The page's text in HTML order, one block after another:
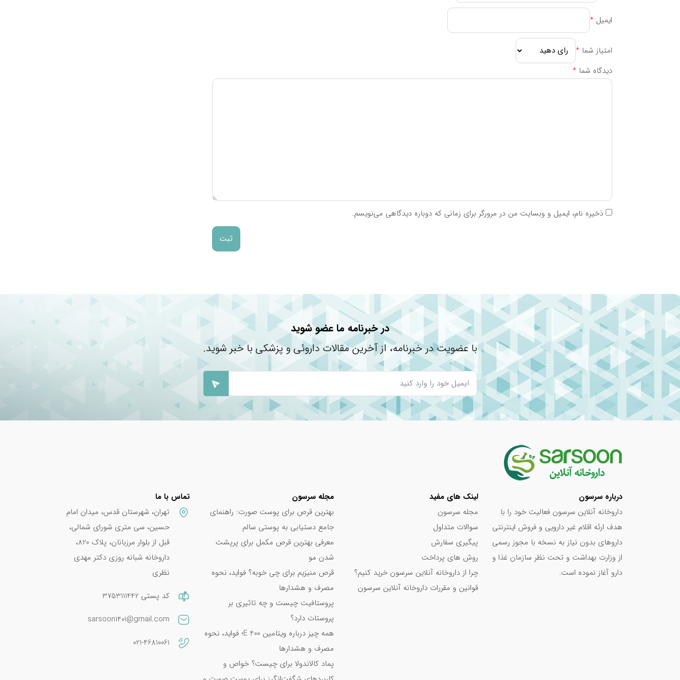
نوشته های مرتبط:
معرفی بهترین ویتامین‌ها برای عضله‌سازی سریع |…
بهترین قرص ضد بارداری بدون عوارض
ایمیل *
امتیاز شما *
دیدگاه شما *
ذخیره نام، ایمیل و وبسایت من در مرورگر برای زمانی که دوباره دیدگاهی می‌نویسم.
در خبرنامه ما عضو شوید
با عضویت در خبرنامه، از آخرین مقالات داروئی و پزشکی با خبر شوید.
درباره سرسون
داروخانه آنلاین سرسون فعالیت خود را با
هدف ارئه اقلام غیر دارویی و فروش اینترنتی
داروهای بدون نیاز به نسخه با مجوز رسمی
از وزارت بهداشت و تحت نظر سازمان غذا و
دارو آغاز نموده است.
لینک های مفید
مجله سرسون
سوالات متداول
پیگیری سفارش
روش های پرداخت
چرا از داروخانه آنلاین سرسون خرید کنیم؟
قوانین و مقررات داروخانه آنلاین سرسون
مجله سرسون
بهترین قرص برای پوست صورت: راهنمای
جامع دستیابی به پوستی سالم
معرفی بهترین قرص مکمل برای پرپشت
شدن مو
قرص منیزیم برای چی خوبه؟ فواید، نحوه
مصرف و هشدارها
پروستافیت چیست و چه تاثیری بر
پروستات دارد؟
همه چیز درباره ویتامین E 400؛ فواید، نحوه
مصرف و هشدارها
پماد کالاندولا برای چیست؟ خواص و
تماس با ما
تهران، شهرستان قدس، میدان امام
حسین، سی متری شورای شمالی،
قبل از بلوار مرزبانان، پلاک 820،
داروخانه شبانه روزی دکتر مهدی
نظری
کد پستی 3753111442
sarsoon1401@gmail.com
021-46810061